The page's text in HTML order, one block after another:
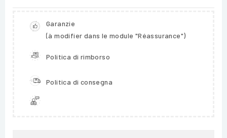
Garanzie
(à modifier dans le module "Réassurance")
Politica di rimborso
Politica di consegna